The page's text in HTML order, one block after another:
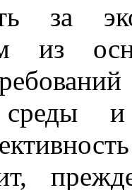
за
из
и